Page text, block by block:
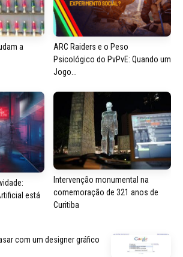
a
ARC Raiders e o Peso
Psicológico do PvPvE: Quando um
Jogo...
está
Intervenção monumental na
comemoração de 321 anos de
Curitiba
com um designer gráfico